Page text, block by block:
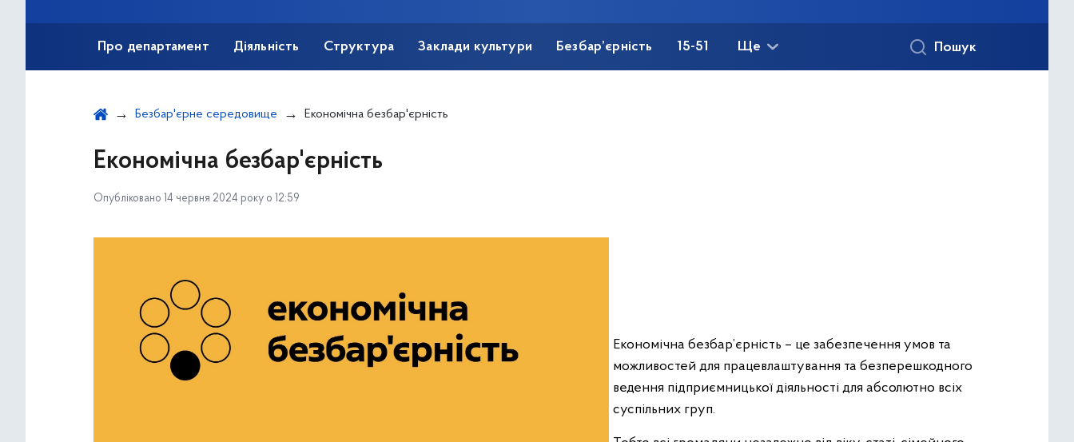
Про департамент Діяльність Структура Заклади культури Безбар’єрність 15-51 Ще Пошук
Безбар'єрне середовище Економічна безбар'єрність
Економічна безбар'єрність
Опубліковано 14 червня 2024 року о 12:59
Економічна безбар’єрність – це забезпечення умов та
можливостей для працевлаштування та безперешкодного
ведення підприємницької діяльності для абсолютно всіх
суспільних груп.